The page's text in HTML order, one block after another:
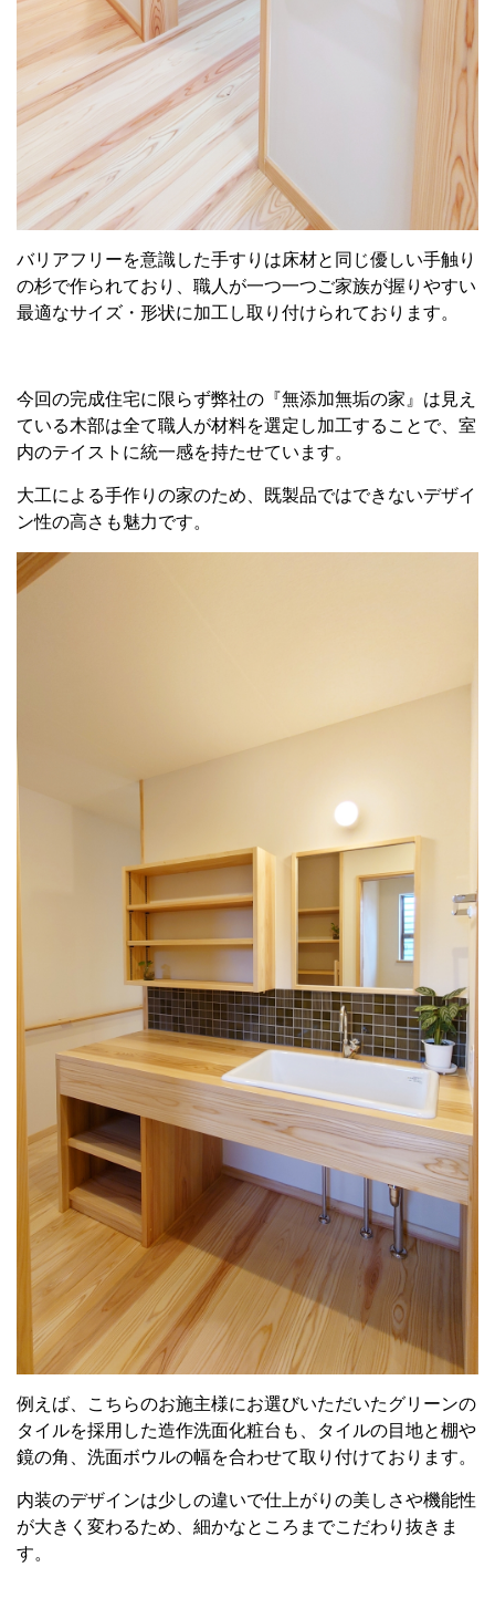
バリアフリーを意識した手すりは床材と同じ優しい手触り
の杉で作られており、職人が一つ一つご家族が握りやすい
最適なサイズ・形状に加工し取り付けられております。
今回の完成住宅に限らず弊社の『無添加無垢の家』は見え
ている木部は全て職人が材料を選定し加工することで、室
内のテイストに統一感を持たせています。
大工による手作りの家のため、既製品ではできないデザイ
ン性の高さも魅力です。
例えば、こちらのお施主様にお選びいただいたグリーンの
タイルを採用した造作洗面化粧台も、タイルの目地と棚や
鏡の角、洗面ボウルの幅を合わせて取り付けております。
内装のデザインは少しの違いで仕上がりの美しさや機能性
が大きく変わるため、細かなところまでこだわり抜きま
す。